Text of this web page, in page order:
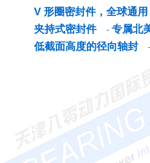
V 形圈密封件，全球通用
夹持式密封件
- 专属北
低截面高度的径向轴封
-